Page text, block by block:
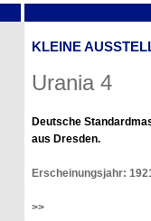
KLEINE
Urania 4
Deutsche
aus Dresden.
Erscheinungsjahr:
>>